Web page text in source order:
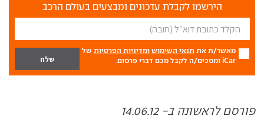
הירשמו לקבלת עדכונים ומבצעים בעולם הרכב
מאשר/ת את תנאי השימוש ומדיניות הפרטיות של
iCar ומסכים/ה לקבל מכם דברי פרסום.
פורסם לראשונה ב- 14.06.12